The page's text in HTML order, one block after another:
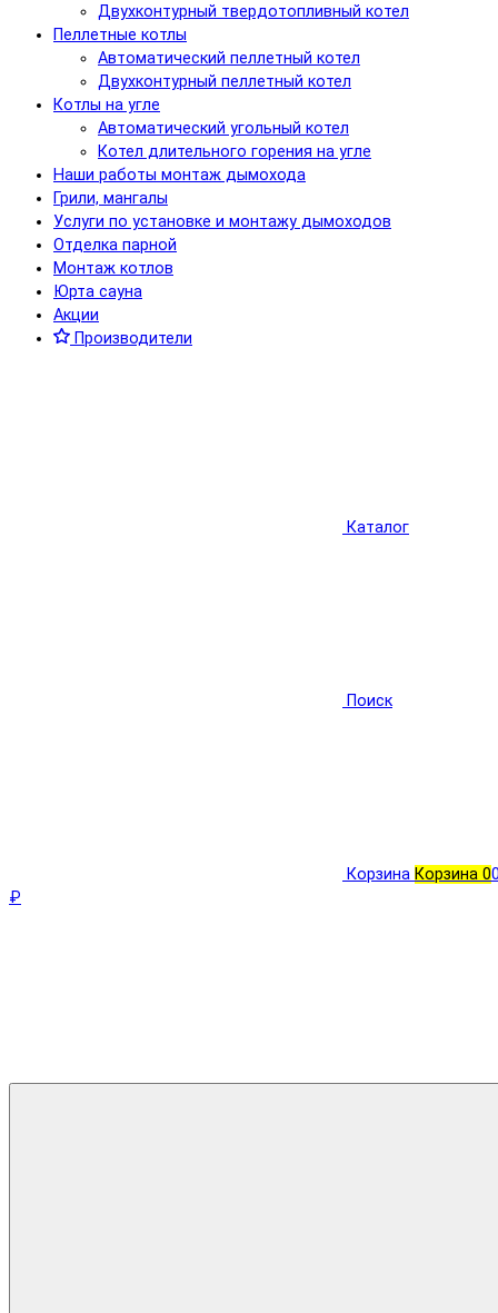
Двухконтурный твердотопливный котел
Пеллетные котлы
Автоматический пеллетный котел
Двухконтурный пеллетный котел
Котлы на угле
Автоматический угольный котел
Котел длительного горения на угле
Наши работы монтаж дымохода
Грили, мангалы
Услуги по установке и монтажу дымоходов
Отделка парной
Монтаж котлов
Юрта сауна
Акции
Производители
Каталог
Поиск
Корзина Корзина 0
₽